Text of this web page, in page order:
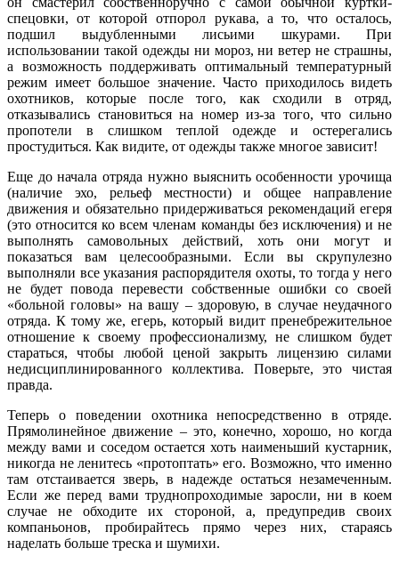
спецовки, от которой отпорол рукава, а то, что осталось,
подшил выдубленными лисьими шкурами. При
использовании такой одежды ни мороз, ни ветер не страшны,
а возможность поддерживать оптимальный температурный
режим имеет большое значение. Часто приходилось видеть
охотников, которые после того, как сходили в отряд,
отказывались становиться на номер из-за того, что сильно
пропотели в слишком теплой одежде и остерегались
простудиться. Как видите, от одежды также многое зависит!
Еще до начала отряда нужно выяснить особенности урочища
(наличие эхо, рельеф местности) и общее направление
движения и обязательно придерживаться рекомендаций егеря
(это относится ко всем членам команды без исключения) и не
выполнять самовольных действий, хоть они могут и
показаться вам целесообразными. Если вы скрупулезно
выполняли все указания распорядителя охоты, то тогда у него
не будет повода перевести собственные ошибки со своей
«больной головы» на вашу – здоровую, в случае неудачного
отряда. К тому же, егерь, который видит пренебрежительное
отношение к своему профессионализму, не слишком будет
стараться, чтобы любой ценой закрыть лицензию силами
недисциплинированного коллектива. Поверьте, это чистая
правда.
Теперь о поведении охотника непосредственно в отряде.
Прямолинейное движение – это, конечно, хорошо, но когда
между вами и соседом остается хоть наименьший кустарник,
никогда не ленитесь «протоптать» его. Возможно, что именно
там отстаивается зверь, в надежде остаться незамеченным.
Если же перед вами труднопроходимые заросли, ни в коем
случае не обходите их стороной, а, предупредив своих
компаньонов, пробирайтесь прямо через них, стараясь
наделать больше треска и шумихи.